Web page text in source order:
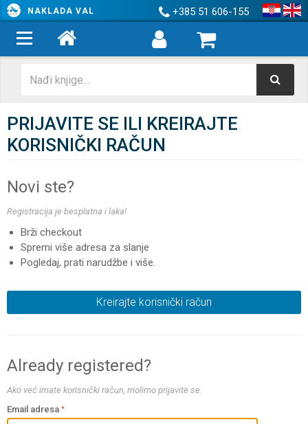
NAKLADA VAL +385 51 606-155
PRIJAVITE SE ILI KREIRAJTE
KORISNIČKI RAČUN
Novi ste?
Registracija je besplatna i laka!
Brži checkout
Spremi više adresa za slanje
Pogledaj, prati narudžbe i više.
Kreirajte korisnički račun
Already registered?
Ako već imate korisnički račun, molimo prijavite se.
Email adresa